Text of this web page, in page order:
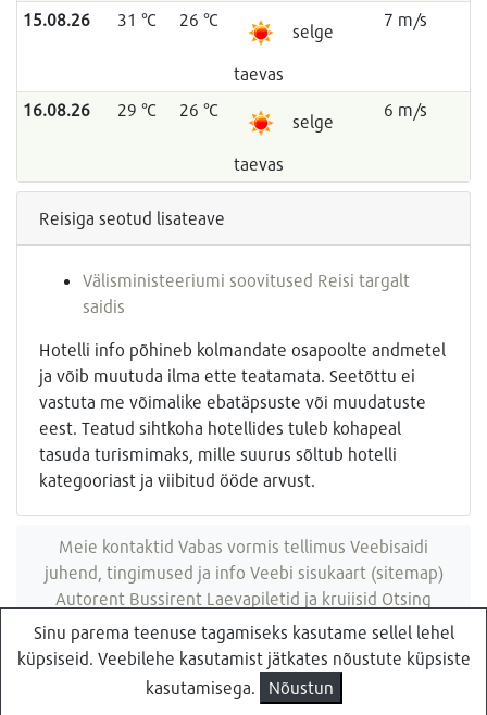
15.08.26 31 °C 26 °C
selge
taevas
7 m/s
16.08.26 29 °C 26 °C
selge
taevas
6 m/s
Reisiga seotud lisateave
Välisministeeriumi soovitused Reisi targalt
saidis
Hotelli info põhineb kolmandate osapoolte andmetel
ja võib muutuda ilma ette teatamata. Seetõttu ei
vastuta me võimalike ebatäpsuste või muudatuste
eest. Teatud sihtkoha hotellides tuleb kohapeal
tasuda turismimaks, mille suurus sõltub hotelli
kategooriast ja viibitud ööde arvust.
Küsi pakkumist
Meie kontaktid Vabas vormis tellimus Veebisaidi
juhend, tingimused ja info Veebi sisukaart (sitemap)
Autorent Bussirent Laevapiletid ja kruiisid Otsing
veebisaidist
Reisibüroo Reisiekspert, Roosikrantsi 8B Tallinn, Eesti
- e-post: ebyroo[ät]reisid.ee - telefon:
Sinu parema teenuse tagamiseks kasutame sellel lehel
küpsiseid. Veebilehe kasutamist jätkates nõustute küpsiste
kasutamisega.
Nõustun